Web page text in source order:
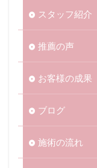
スタッフ紹介
推薦の声
お客様の成果
ブログ
施術の流れ